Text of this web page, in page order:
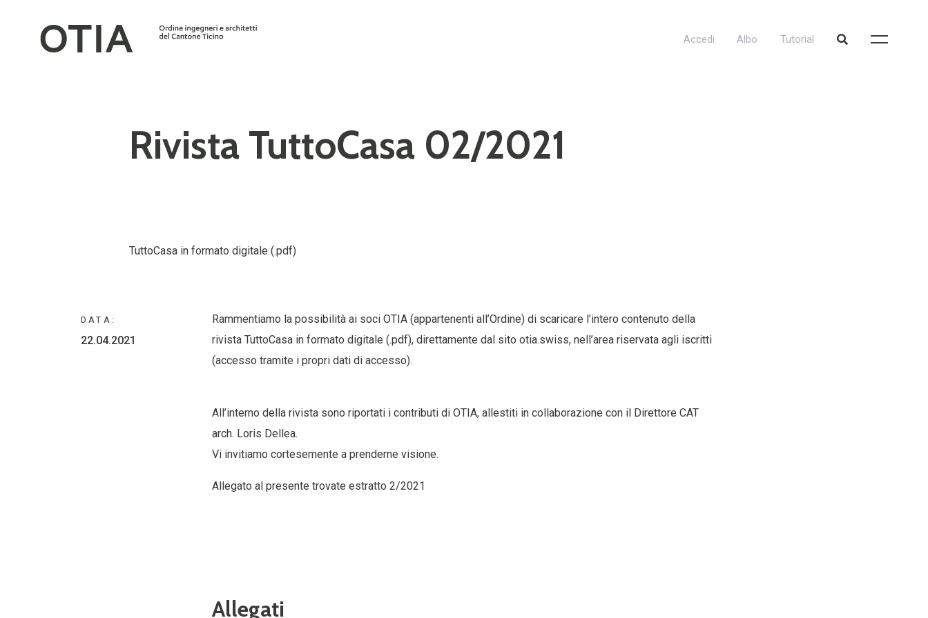
Accedi Albo Tutorial
Rivista TuttoCasa 02/2021
TuttoCasa in formato digitale (.pdf)
DATA:
22.04.2021
Rammentiamo la possibilità ai soci OTIA (appartenenti all’Ordine) di scaricare l’intero contenuto della
rivista TuttoCasa in formato digitale (.pdf), direttamente dal sito otia.swiss, nell’area riservata agli iscritti
(accesso tramite i propri dati di accesso).
All’interno della rivista sono riportati i contributi di OTIA, allestiti in collaborazione con il Direttore CAT
arch. Loris Dellea.
Vi invitiamo cortesemente a prenderne visione.
Allegato al presente trovate estratto 2/2021
Allegati